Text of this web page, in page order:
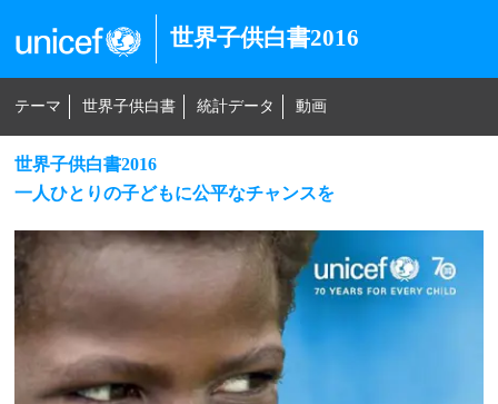
世界子供白書2016
テーマ 世界子供白書 統計データ 動画
世界子供白書2016
一人ひとりの子どもに公平なチャンスを